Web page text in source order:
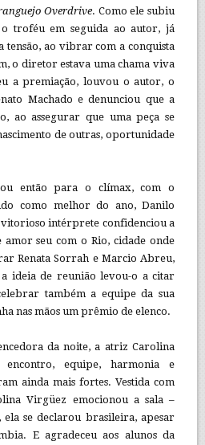
Overdrive. Como ele subiu
troféu em seguida ao autor, já
tensão, ao vibrar com a conquista
o diretor estava uma chama viva
a premiação, louvou o autor, o
Machado e denunciou que a
ao assegurar que uma peça se
de outras, oportunidade
então para o clímax, com o
como melhor do ano, Danilo
vitorioso intérprete confidenciou a
amor seu com o Rio, cidade onde
Renata Sorrah e Marcio Abreu,
ideia de reunião levou-o a citar
também a equipe da sua
nas mãos um prêmio de elenco.
da noite, a atriz Carolina
equipe, harmonia e
ainda mais fortes. Vestida com
Virgüez emocionou a sala –
se declarou brasileira, apesar
E agradeceu aos alunos da